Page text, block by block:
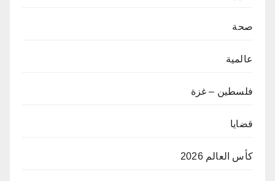
صحة
عالمية
فلسطين – غزة
قضايا
كأس العالم 2026